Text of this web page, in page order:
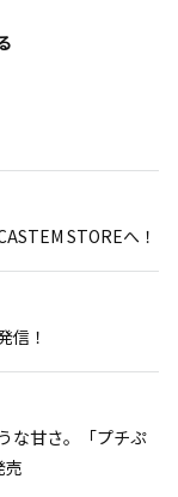
STOREへ！
信！
な甘さ。「プチぷ
売